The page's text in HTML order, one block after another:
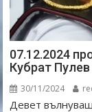
07.12.2024
Кубрат
30/11/2024
Девет